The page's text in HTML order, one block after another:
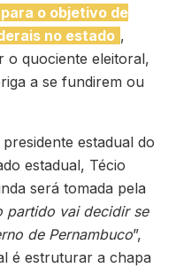
o objetivo de
no estado ,
o quociente eleitoral,
a se fundirem ou
estadual do
estadual, Técio
será tomada pela
partido vai decidir se
de Pernambuco”,
é estruturar a chapa